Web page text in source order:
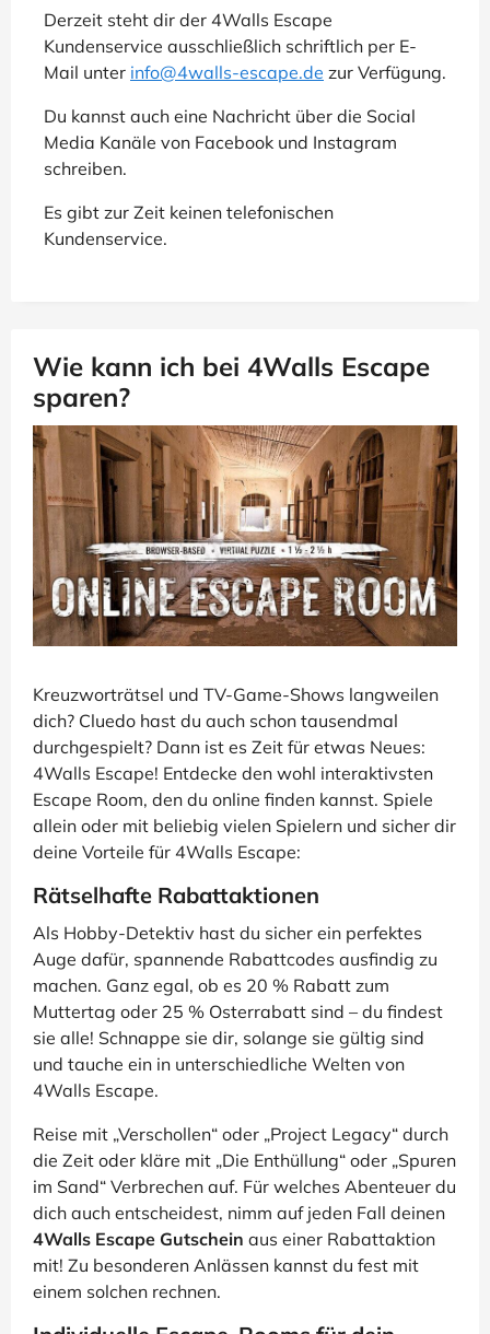
Derzeit steht dir der 4Walls Escape
Kundenservice ausschließlich schriftlich per E-
Mail unter info@4walls-escape.de zur Verfügung.
Du kannst auch eine Nachricht über die Social
Media Kanäle von Facebook und Instagram
schreiben.
Es gibt zur Zeit keinen telefonischen
Kundenservice.
Wie kann ich bei 4Walls Escape
sparen?
Kreuzworträtsel und TV-Game-Shows langweilen
dich? Cluedo hast du auch schon tausendmal
durchgespielt? Dann ist es Zeit für etwas Neues:
4Walls Escape! Entdecke den wohl interaktivsten
Escape Room, den du online finden kannst. Spiele
allein oder mit beliebig vielen Spielern und sicher dir
deine Vorteile für 4Walls Escape:
Rätselhafte Rabattaktionen
Als Hobby-Detektiv hast du sicher ein perfektes
Auge dafür, spannende Rabattcodes ausfindig zu
machen. Ganz egal, ob es 20 % Rabatt zum
Muttertag oder 25 % Osterrabatt sind – du findest
sie alle! Schnappe sie dir, solange sie gültig sind
und tauche ein in unterschiedliche Welten von
4Walls Escape.
Reise mit „Verschollen“ oder „Project Legacy“ durch
die Zeit oder kläre mit „Die Enthüllung“ oder „Spuren
im Sand“ Verbrechen auf. Für welches Abenteuer du
dich auch entscheidest, nimm auf jeden Fall deinen
4Walls Escape Gutschein aus einer Rabattaktion
mit! Zu besonderen Anlässen kannst du fest mit
einem solchen rechnen.